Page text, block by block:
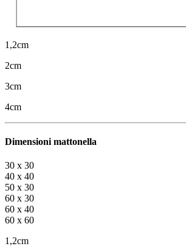
1,2cm
2cm
3cm
4cm
Dimensioni mattonella
30 x 30
40 x 40
50 x 30
60 x 30
60 x 40
60 x 60
1,2cm